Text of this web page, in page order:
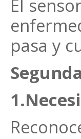
El
pasa y